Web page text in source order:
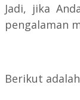
Jadi, jika
pengalaman
Berikut